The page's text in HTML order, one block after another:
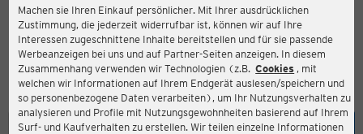
Machen sie Ihren Einkauf persönlicher. Mit Ihrer ausdrücklichen
Zustimmung, die jederzeit widerrufbar ist, können wir auf Ihre
Interessen zugeschnittene Inhalte bereitstellen und für sie passende
Werbeanzeigen bei uns und auf Partner-Seiten anzeigen. In diesem
Zusammenhang verwenden wir Technologien (z.B. Cookies , mit
welchen wir Informationen auf Ihrem Endgerät auslesen/speichern und
so personenbezogene Daten verarbeiten), um Ihr Nutzungsverhalten zu
analysieren und Profile mit Nutzungsgewohnheiten basierend auf Ihrem
Surf- und Kaufverhalten zu erstellen. Wir teilen einzelne Informationen
Unsere Filialen
Gerne begrüßen wir Sie in einer unserer mehr als 2.000
Filialen in Deutschland und Österreich und den Niederlanden.
Finden Sie Ihre Filiale
Eingabe